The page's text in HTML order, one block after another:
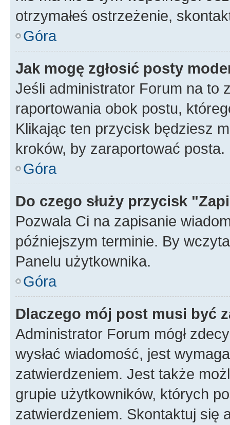
otrzymałeś ostrzeżenie,
Góra
Jak mogę zgłosić posty
Jeśli administrator Forum na to
raportowania obok postu,
Klikając ten przycisk będziesz
kroków, by zaraportować posta.
Góra
Do czego służy przycisk
Pozwala Ci na zapisanie
późniejszym terminie. By
Panelu użytkownika.
Góra
Dlaczego mój post musi być
Administrator Forum mógł
wysłać wiadomość, jest
zatwierdzeniem. Jest także
grupie użytkowników, których
zatwierdzeniem. Skontaktuj się